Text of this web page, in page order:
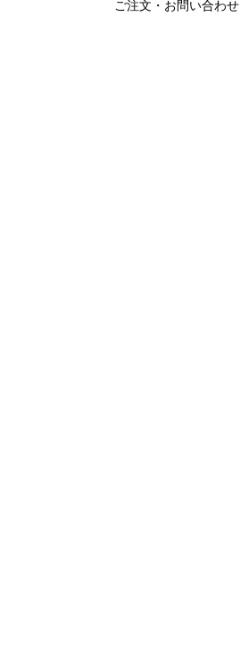
ご注文・お問い合わせ